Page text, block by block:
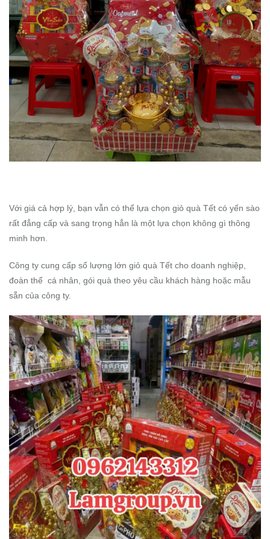
Với giá cả hợp lý, bạn vẫn có thể lựa chọn giỏ quà Tết có yến sào
rất đẳng cấp và sang trọng hẳn là một lựa chọn không gì thông
minh hơn.
Công ty cung cấp số lượng lớn giỏ quà Tết cho doanh nghiệp,
đoàn thể cá nhân, gói quà theo yêu cầu khách hàng hoặc mẫu
sẵn của công ty.